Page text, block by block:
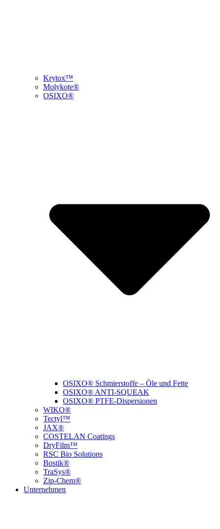
Krytox™
Molykote®
OSIXO®
OSIXO® Schmierstoffe – Öle und Fette
OSIXO® ANTI-SQUEAK
OSIXO® PTFE-Dispersionen
WIKO®
Tectyl™
JAX®
COSTELAN Coatings
DryFilm™
RSC Bio Solutions
Bostik®
TraSys®
Zip-Chem®
Unternehmen